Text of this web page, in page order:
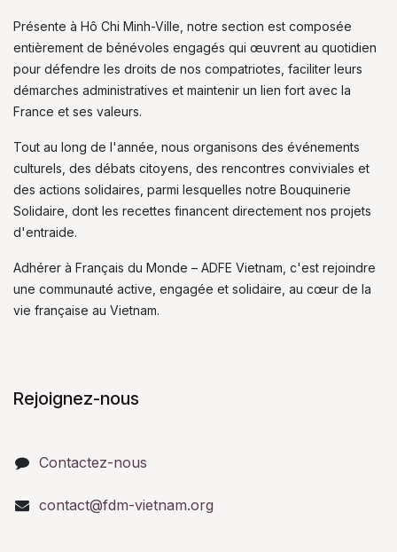
Présente à Hô Chi Minh-Ville, notre section est composée
entièrement de bénévoles engagés qui œuvrent au quotidien
pour défendre les droits de nos compatriotes, faciliter leurs
démarches administratives et maintenir un lien fort avec la
France et ses valeurs.
Tout au long de l'année, nous organisons des événements
culturels, des débats citoyens, des rencontres conviviales et
des actions solidaires, parmi lesquelles notre Bouquinerie
Solidaire, dont les recettes financent directement nos projets
d'entraide.
Adhérer à Français du Monde – ADFE Vietnam, c'est rejoindre
une communauté active, engagée et solidaire, au cœur de la
vie française au Vietnam.
Rejoignez-nous
Contactez-nous
contact@fdm-vietnam.org